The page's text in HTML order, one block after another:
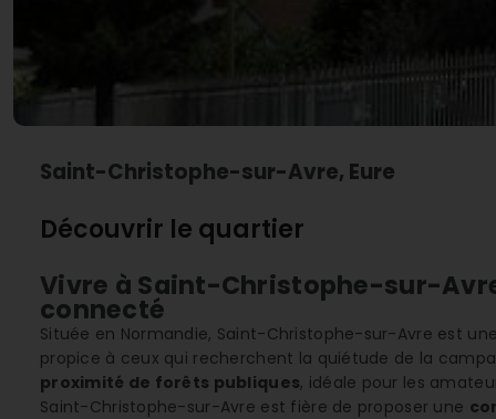
Saint-Christophe-sur-Avre, Eure
Découvrir le quartier
Vivre à Saint-Christophe-sur-
connecté
Située en Normandie, Saint-Christophe-sur-Avre est
propice à ceux qui recherchent la quiétude de la
proximité de forêts publiques, idéale pour les
Saint-Christophe-sur-Avre est fière de proposer une